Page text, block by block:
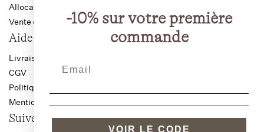
Allocation Bourgogne
Vente directe producteur
Aide
Livraison anti-casse
CGV
Politique de confidentialité
Mentions légales
Suivez-nous
-10% sur votre première
commande
VOIR LE CODE